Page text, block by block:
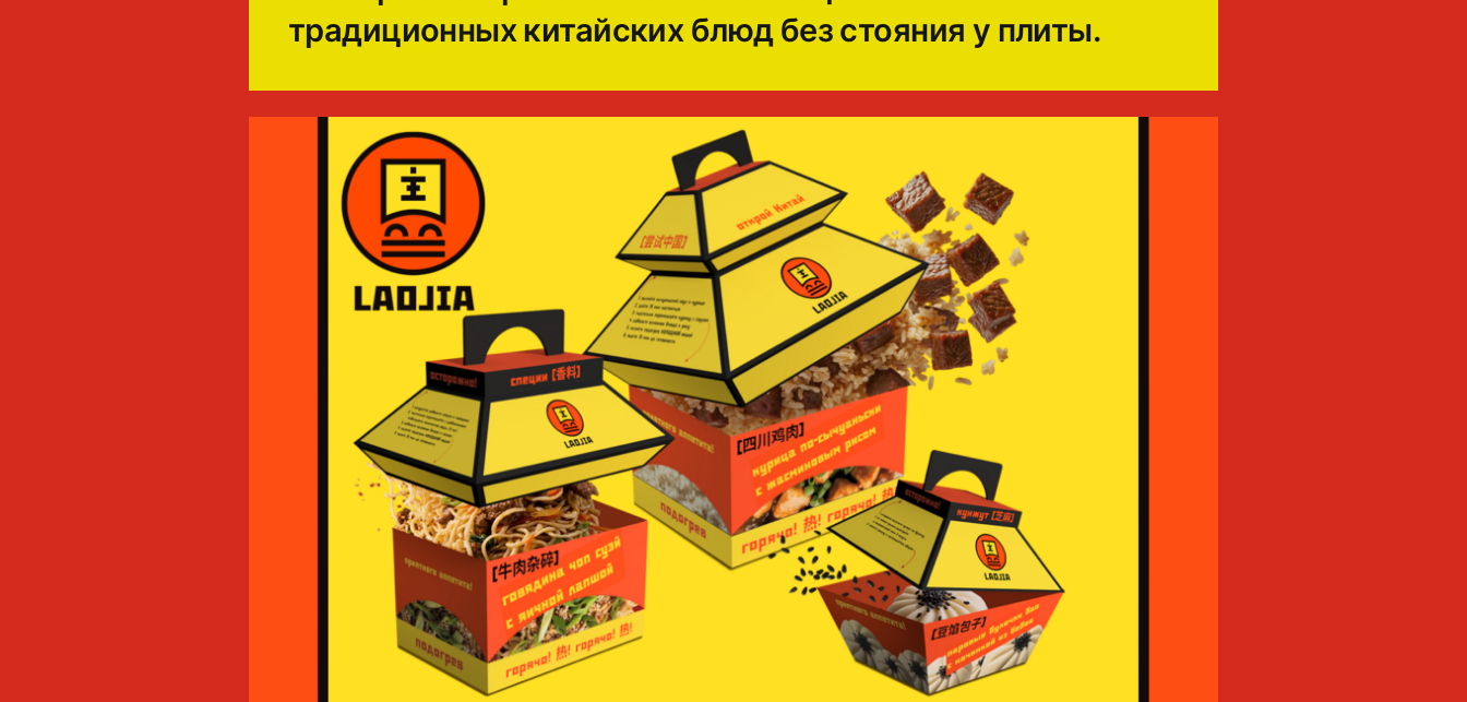
традиционных китайских блюд без стояния у плиты.